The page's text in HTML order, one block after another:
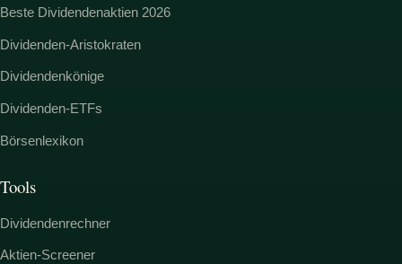
Beste Dividendenaktien 2026
Dividenden-Aristokraten
Dividendenkönige
Dividenden-ETFs
Börsenlexikon
Tools
Dividendenrechner
Aktien-Screener